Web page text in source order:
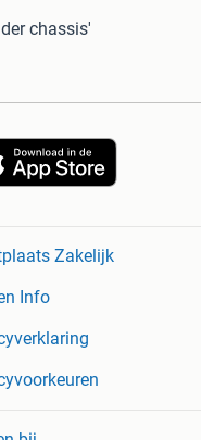
chassis'
Zakelijk
Info